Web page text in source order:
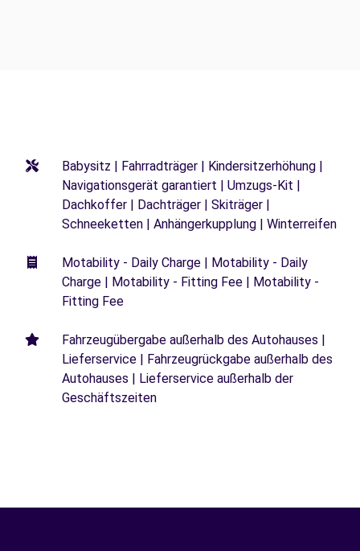
Babysitz | Fahrradträger | Kindersitzerhöhung |
Navigationsgerät garantiert | Umzugs-Kit |
Dachkoffer | Dachträger | Skiträger |
Schneeketten | Anhängerkupplung | Winterreifen
Motability - Daily Charge | Motability - Daily
Charge | Motability - Fitting Fee | Motability -
Fitting Fee
Fahrzeugübergabe außerhalb des Autohauses |
Lieferservice | Fahrzeugrückgabe außerhalb des
Autohauses | Lieferservice außerhalb der
Geschäftszeiten